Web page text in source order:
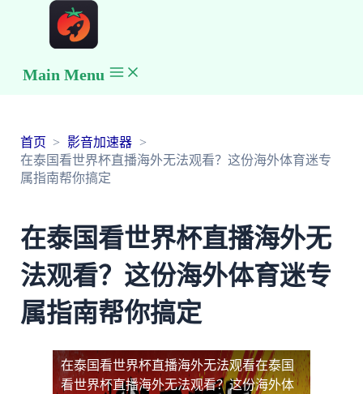
Main Menu
首页
影音加速器
在泰国看世界杯直播海外无法观看？这份海外体育迷专
属指南帮你搞定
在泰国看世界杯直播海外无
法观看？这份海外体育迷专
属指南帮你搞定
在泰国看世界杯直播海外无法观看在泰国
看世界杯直播海外无法观看？这份海外体